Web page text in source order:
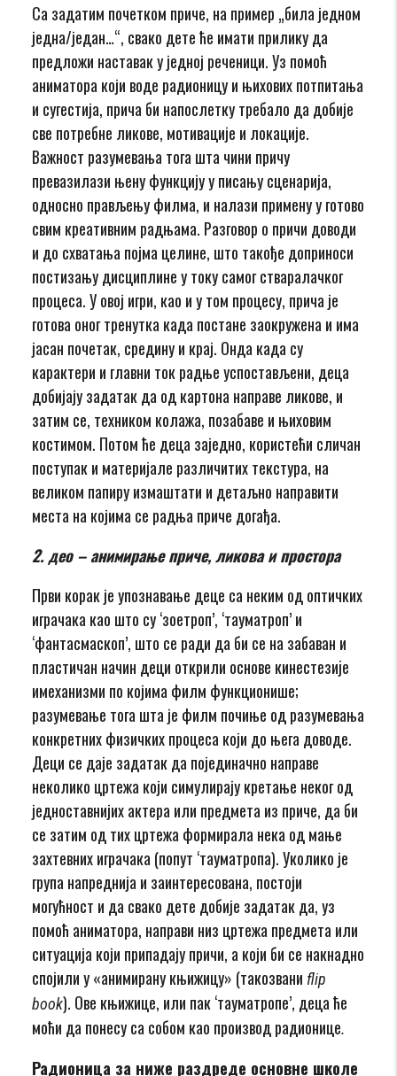
Са задатим почетком приче, на пример „била једном
једна/један…“, свако дете ће имати прилику да
предложи наставак у једној реченици. Уз помоћ
аниматора који воде радионицу и њихових потпитања
и сугестијa, прича би напослетку требало да добије
све потребне ликове, мотивације и локације.
Важност разумевања тога шта чини причу
превазилази њену функцију у писању сценарија,
односно прављењу филма, и налази примену у готово
свим креативним радњама. Разговор о причи доводи
и до схватања појма целине, што такође доприноси
постизању дисциплине у току самог стваралачког
процеса. У овој игри, као и у том процесу, прича је
готова оног тренутка када постане заокружена и има
јасан почетак, средину и крај. Онда када су
карактери и главни ток радње успостављени, деца
добијају задатак да од картона направе ликове, и
затим се, техником колажа, позабаве и њиховим
костимом. Потом ће деца заједно, користећи сличан
поступак и материјале различитих текстура, на
великом папиру измаштати и детаљно направити
места на којима се радња приче догађа.
2. део – анимирање приче, ликова и простора
Први корак је упознавање деце са неким од оптичких
играчака као што су ‘зоeтроп’, ‘тауматроп’ и
‘фантасмаскоп’, што се ради да би се на забаван и
пластичан начин деци открили ocнoвe кинecтeзиje
имеханизми по којима филм функционише;
разумевање тога шта је филм почиње од разумевања
конкретних физичких процеса који до њега доводе.
Деци се даје задатак да појединачно направе
неколико цртежа који симулирају кретање неког од
једноставнијих актера или предмета из приче, да би
се затим од тих цртежа формирала нека од мање
захтевних играчака (попут ‘тауматропа). Уколико је
група напреднија и заинтересована, постоји
могућност и да свако дете добије задатак да, уз
помоћ аниматора, направи низ цртежа предмета или
ситуација који припадају причи, а који би се накнадно
спојили у «анимирану књижицу» (такозвани flip
book). Ове књижице, или пак ‘тауматропе’, деца ће
моћи да понесу са собом као производ радионице.
Радионица за ниже раздреде основне школе